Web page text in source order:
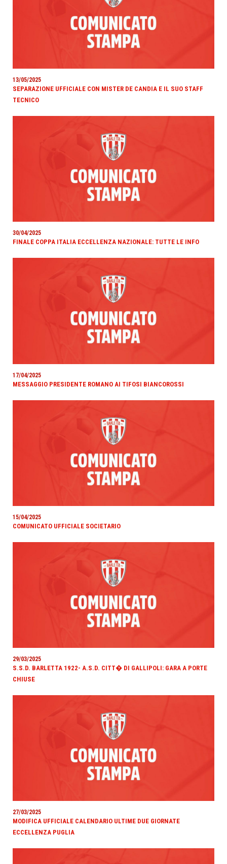
13/05/2025
SEPARAZIONE UFFICIALE CON MISTER DE CANDIA E IL SUO STAFF
TECNICO
30/04/2025
FINALE COPPA ITALIA ECCELLENZA NAZIONALE: TUTTE LE INFO
17/04/2025
MESSAGGIO PRESIDENTE ROMANO AI TIFOSI BIANCOROSSI
15/04/2025
COMUNICATO UFFICIALE SOCIETARIO
29/03/2025
S.S.D. BARLETTA 1922- A.S.D. CITT� DI GALLIPOLI: GARA A PORTE
CHIUSE
27/03/2025
MODIFICA UFFICIALE CALENDARIO ULTIME DUE GIORNATE
ECCELLENZA PUGLIA